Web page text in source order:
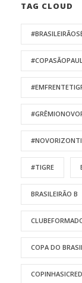
TAG CLOUD
#TIGRE
BRASILEIRÃO B
COPA DO